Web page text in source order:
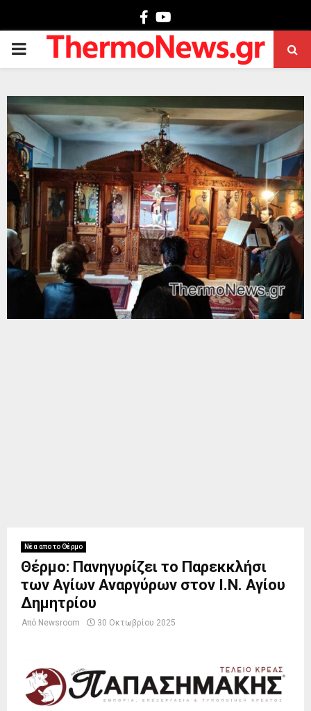
Facebook
PRIMARY
Νέα απο το Θέρμο
Θέρμο: Πανηγυρίζει το Παρεκκλήσι
των Αγίων Αναργύρων στον Ι.Ν. Αγίου
Δημητρίου
Από Newsroom 30 Οκτωβρίου 2025